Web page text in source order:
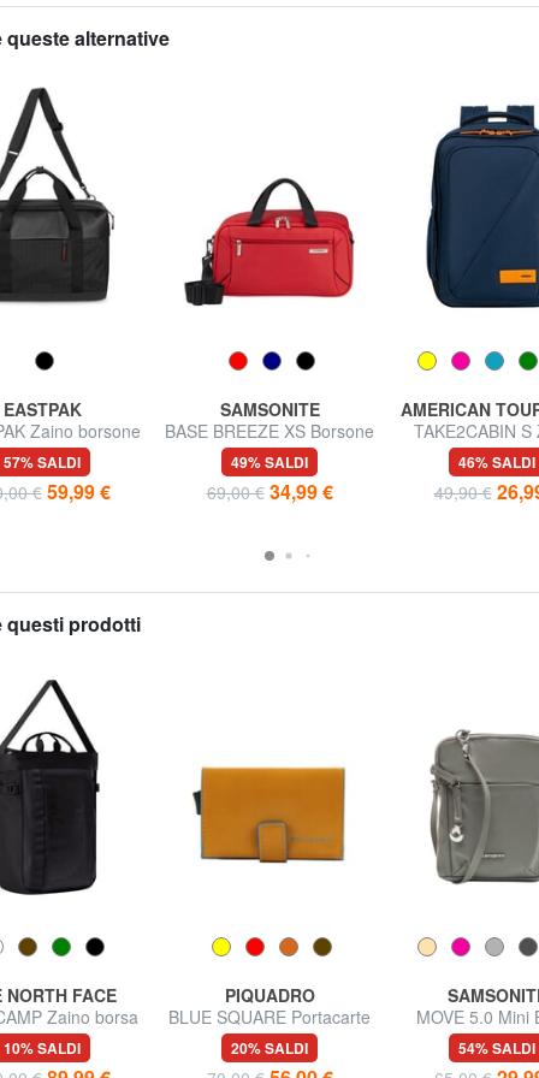
alternative
EASTPAK
Zaino borsone
con tracolla
57% SALDI
€ 59,99 €
SAMSONITE
BASE BREEZE XS Borsone
da viaggio, underseater
49% SALDI
69,00 € 34,99 €
AMERICAN
TAKE2CABIN S
underseater ok
46% SALDI
49,90 €
questi prodotti
NORTH FACE
Zaino borsa
tote
10% SALDI
PIQUADRO
BLUE SQUARE Portacarte
di credito in pelle e metallo
20% SALDI
MOVE 5.0 Mini
tracolla
54% SALDI